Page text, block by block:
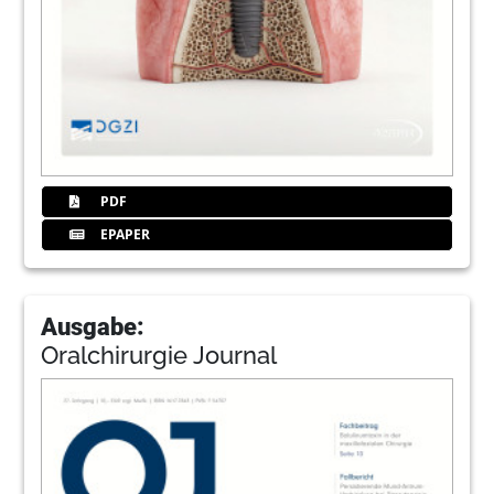
PDF
EPAPER
Ausgabe:
Oralchirurgie Journal